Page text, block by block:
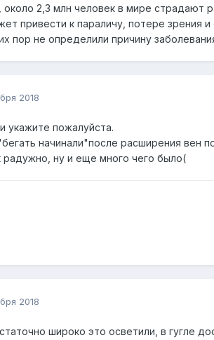
2,3 млн человек в мире страдают
привести к параличу, потере зрения
пор не определили причину
2018
укажите пожалуйста.
начинали"после расширения вен
радужно, ну и еще много чего было(
2018
широко это осветили, в гугле